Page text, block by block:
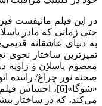
در این فیلم مانیفست
به دنیای عاشقانه
تمیزترین ساختار
معصوم یاسلاِن و زاویه
صحنه نور چراغ/ راننده
«شوگا»[6]،
می‌کند، که در ساختار